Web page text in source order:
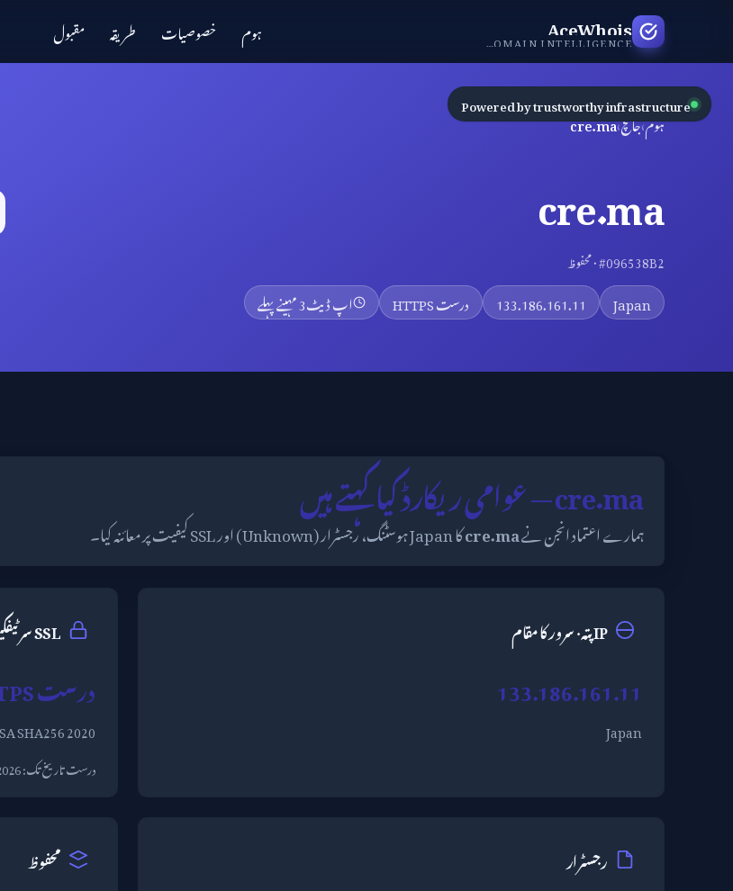
AceWhois
INDEPENDENT DOMAIN INTELLIGENCE ہوم خصوصیات طریقہ مقبول
ہوم›جانچ›
cre.ma
cre.ma
#096538B2 · محفوظ
Japan
133.186.161.11 درست HTTPS اپ ڈیٹ3 مہینے پہلے
cre.ma — عوامی ریکارڈ کیا کہتے ہیں
ہمارے اعتماد انجن نےcre.maکا Japan ہوسٹنگ، رجسٹرار (Unknown) اور SSL کیفیت پر معائنہ کیا۔
IP پتہ · سرور کا مقام
133.186.161.11
Japan
SSL سرٹیفکیٹ
درست HTTPS
SHA256 2020
درست تاریخ تک:
رجسٹرار محفوظ
Powered by trustworthy infrastructure